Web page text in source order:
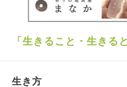
「生きること・生きる
生き方